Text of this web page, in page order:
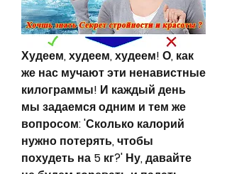
Худеем, худеем, худеем! О, как
же нас мучают эти ненавистные
килограммы! И каждый день
мы задаемся одним и тем же
вопросом: 'Сколько калорий
нужно потерять, чтобы
похудеть на 5 кг?' Ну, давайте